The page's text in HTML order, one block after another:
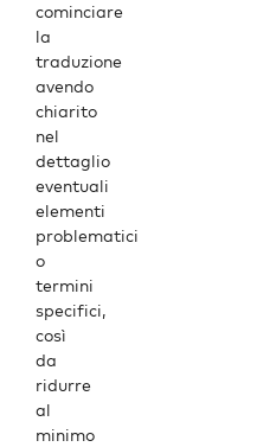
cominciare
la
traduzione
avendo
chiarito
nel
dettaglio
eventuali
elementi
problematici
o
termini
specifici,
così
da
ridurre
al
minimo